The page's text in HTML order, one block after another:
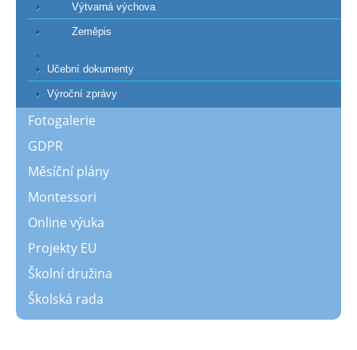
Výtvarná výchova
Zeměpis
Učební dokumenty
Výroční zprávy
Fotogalerie
GDPR
Měsíční plány
Montessori
Online výuka
Projekty EU
Školní družina
Školská rada